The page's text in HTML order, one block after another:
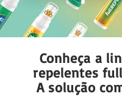
Conheça a
repelentes
A solução